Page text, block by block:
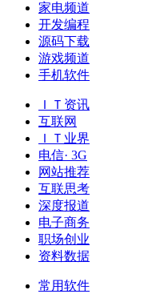
家电频道
开发编程
源码下载
游戏频道
手机软件
ＩＴ资讯
互联网
ＩＴ业界
电信· 3G
网站推荐
互联思考
深度报道
电子商务
职场创业
资料数据
常用软件